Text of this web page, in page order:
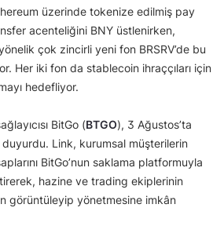
üzerinde tokenize edilmiş pay
acenteliğini BNY üstlenirken,
çok zincirli yeni fon BRSRV’de bu
Her iki fon da stablecoin ihraççıları için
hedefliyor.
BitGo (BTGO), 3 Ağustos’ta
duyurdu. Link, kurumsal müşterilerin
BitGo’nun saklama platformuyla
hazine ve trading ekiplerinin
görüntüleyip yönetmesine imkân